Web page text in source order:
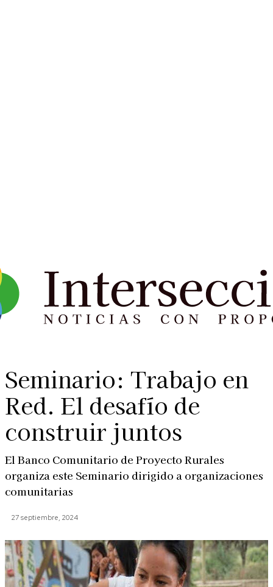
Seminario: Trabajo en
Red. El desafío de
construir juntos
El Banco Comunitario de Proyecto Rurales
organiza este Seminario dirigido a organizaciones
comunitarias
27 septiembre, 2024